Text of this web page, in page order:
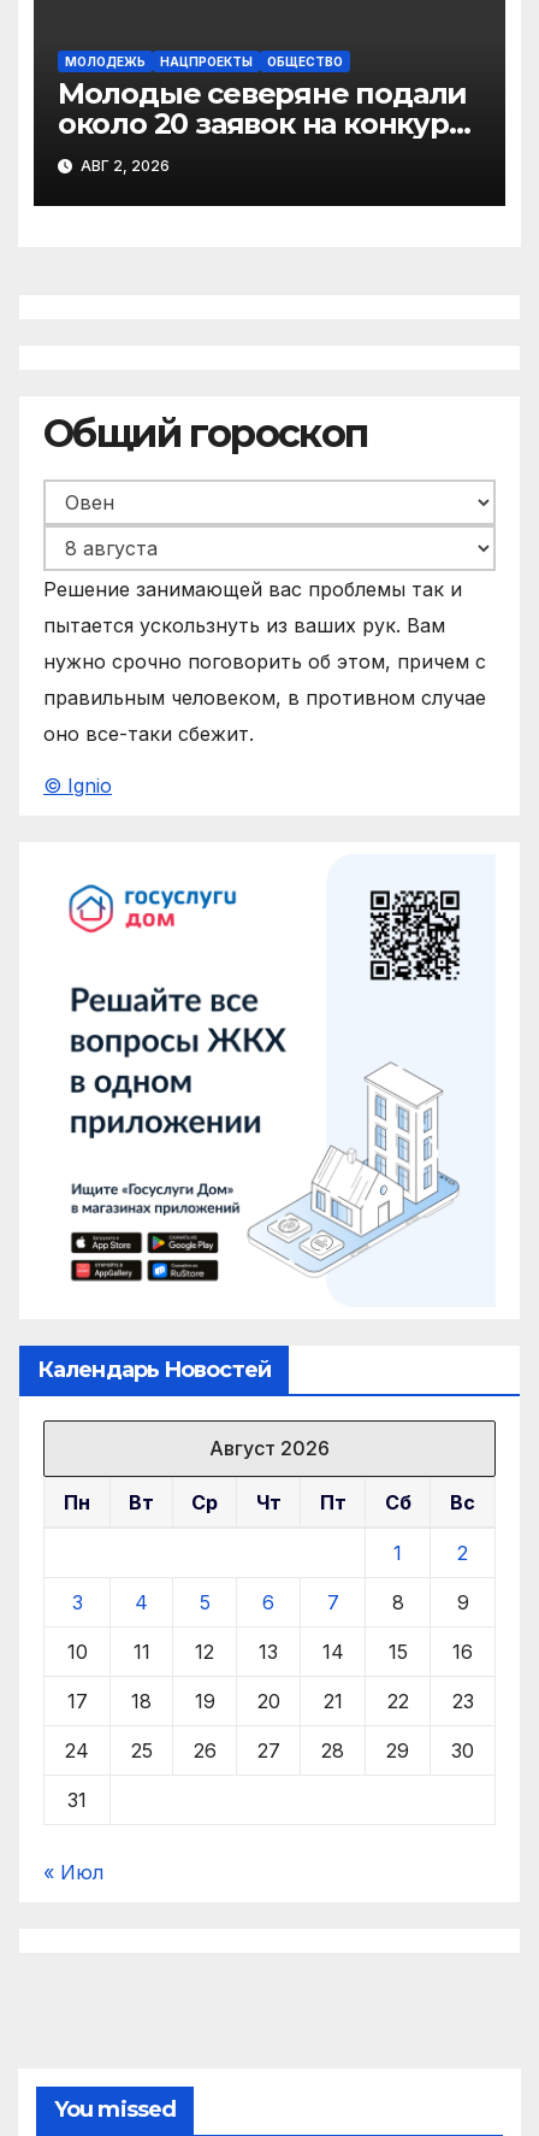
МОЛОДЕЖЬ НАЦПРОЕКТЫ ОБЩЕСТВО
Молодые северяне подали
около 20 заявок на конкурс
«Росмолодёжь.Гранты:
Микрогранты»
АВГ 2, 2026
Общий гороскоп
Решение занимающей вас проблемы так и
пытается ускользнуть из ваших рук. Вам
нужно срочно поговорить об этом, причем с
правильным человеком, в противном случае
оно все-таки сбежит.
© Ignio
Календарь Новостей
Август 2026
Пн Вт Ср Чт Пт Сб Вс
1 2
3 4 5 6 7 8 9
10 11 12 13 14 15 16
17 18 19 20 21 22 23
24 25 26 27 28 29 30
31
« Июл
You missed